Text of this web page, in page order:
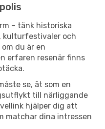
– tänk historiska
kulturfestivaler och
du är en
erfaren resenär finns
se, ät som en
till närliggande
hjälper dig att
matchar dina intressen